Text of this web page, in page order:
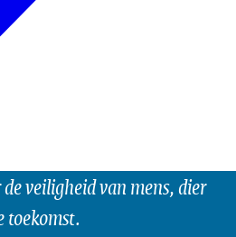
veiligheid van mens, dier
toekomst.